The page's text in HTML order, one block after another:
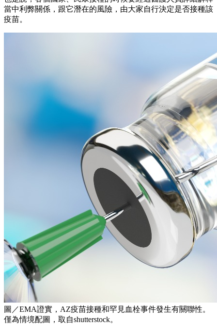
當中利弊關係，跟它潛在的風險，由大家自行決定是否接種該
疫苗。
圖／EMA證實，AZ疫苗接種和罕見血栓事件發生有關聯性。
僅為情境配圖，取自shutterstock。